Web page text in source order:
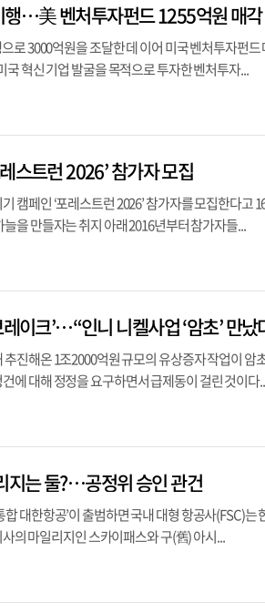
행…美 벤처투자펀드 1255억원 매각
로 3000억원을 조달한 데 이어 미국 벤처투자펀드
혁신 기업 발굴을 목적으로 투자한 벤처투자...
스트런 2026’ 참가자 모집
캠페인 ‘포레스트런 2026’ 참가자를 모집한다고
을 만들자는 취지 아래 2016년부터 참가자들...
이크’…“인니 니켈사업 ‘암초’ 만났
진해온 1조2000억원 규모의 유상증자 작업이 암
에 대해 정정을 요구하면서 급제동이 걸린 것이다
지는 둘?…공정위 승인 관건
대한항공’이 출범하면 국내 대형 항공사(FSC)는
의 마일리지인 스카이패스와 구(舊) 아시...